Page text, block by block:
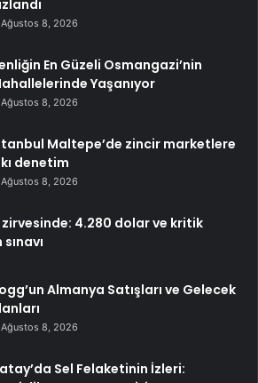
Ağustos 8, 2026
En Güzeli Osmangazi’nin
Yaşanıyor
Ağustos 8, 2026
Maltepe’de zincir marketlere
denetim
Ağustos 8, 2026
zirvesinde: 4.280 dolar ve kritik
Almanya Satışları ve Gelecek
Ağustos 8, 2026
Sel Felaketinin İzleri: